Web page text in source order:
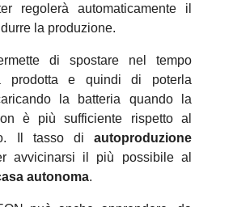
regolerà automaticamente il
la produzione.
di spostare nel tempo
prodotta e quindi di poterla
la batteria quando la
è più sufficiente rispetto al
Il tasso di autoproduzione
avvicinarsi il più possibile al
autonoma.